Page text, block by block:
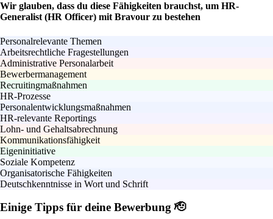
Wir glauben, dass du diese Fähigkeiten brauchst, um HR-
Generalist (HR Officer) mit Bravour zu bestehen
Personalrelevante Themen
Arbeitsrechtliche Fragestellungen
Administrative Personalarbeit
Bewerbermanagement
Recruitingmaßnahmen
HR-Prozesse
Personalentwicklungsmaßnahmen
HR-relevante Reportings
Lohn- und Gehaltsabrechnung
Kommunikationsfähigkeit
Eigeninitiative
Soziale Kompetenz
Organisatorische Fähigkeiten
Deutschkenntnisse in Wort und Schrift
Einige Tipps für deine Bewerbung 🫡